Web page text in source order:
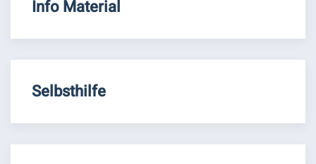
Info Material
Selbsthilfe